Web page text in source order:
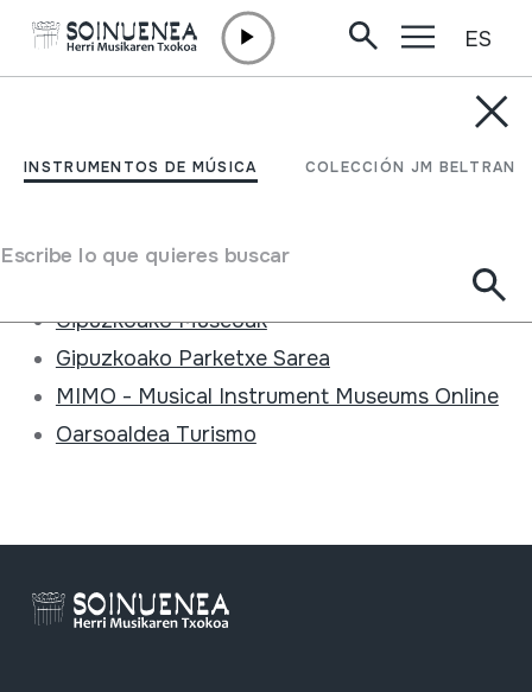
INSTRUMENTOS DE MÚSICA COLECCIÓN JM BELTRAN
Escribe lo que quieres buscar
ES
Enlaces de interés
Enlaces de interés
Eresbil
Gipuzkoako Museoak
Gipuzkoako Parketxe Sarea
MIMO - Musical Instrument Museums Online
Oarsoaldea Turismo